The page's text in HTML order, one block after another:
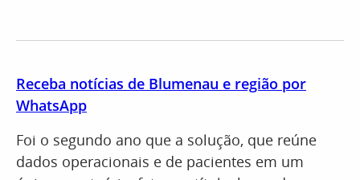
Receba notícias de Blumenau e região por
WhatsApp
Foi o segundo ano que a solução, que reúne
dados operacionais e de pacientes em um